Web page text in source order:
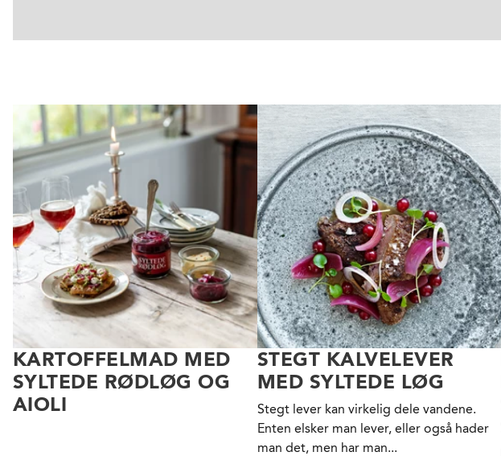
KARTOFFELMAD MED
SYLTEDE RØDLØG OG
AIOLI
STEGT KALVELEVER
MED SYLTEDE LØG
Stegt lever kan virkelig dele vandene.
Enten elsker man lever, eller også hader
man det, men har man...